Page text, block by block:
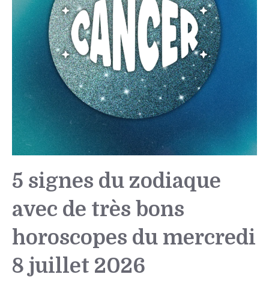
5 signes du zodiaque
avec de très bons
horoscopes du mercredi
8 juillet 2026